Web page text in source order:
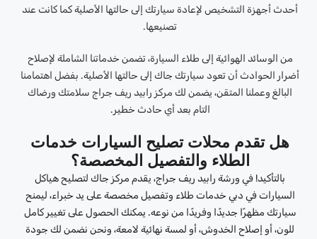
أحدث أجهزة التشخيص لإعادة سيارتك إلى حالتها الأصلية كما كانت عند
تصنيعها.
من الوسائد الهوائية إلى طلاء السيارة، تضمن خدماتنا الشاملة لإصلاح
أضرار الحوادث أن تعود سيارتك جاك إلى حالتها الأصلية. بفضل اهتمامنا
البالغ وعملنا المتقن، يضمن لك مركز رابيد ريف جراج سلامتك ورضاك
التام بعد أي حادث خطير.
هل تقدم محلات تصليح السيارات خدمات
الطلاء والتفصيل المخصصة؟
بالتأكيد! في ورشة رابيد ريف جراج، يقدم مركز جاك لتصليح هياكل
السيارات في دبي خدمات طلاء وتفصيل مخصصة على يد خبراء، ليمنح
سيارتك مظهرًا جديدًا وفريدًا من نوعه. يمكنك الحصول على تغيير كامل
للون، أو إصلاح الخدوش، أو لمسة نهائية لامعة، ونحن نضمن لك جودة